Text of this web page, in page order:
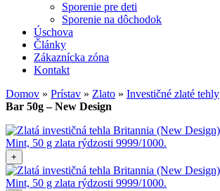
Sporenie pre deti
Sporenie na dôchodok
Úschova
Články
Zákaznícka zóna
Kontakt
Domov » Prístav » Zlato » Investičné zlaté tehly
Bar 50g – New Design
+